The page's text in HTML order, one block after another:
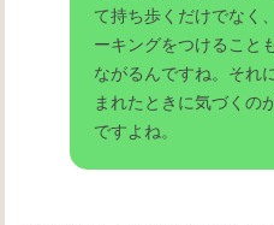
て持ち歩くだけでなく
ーキングをつけること
ながるんですね。それ
まれたときに気づくの
ですよね。